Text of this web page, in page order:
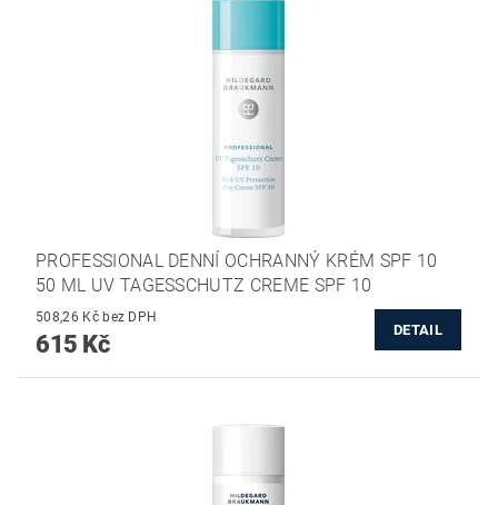
PROFESSIONAL DENNÍ OCHRANNÝ KRÉM SPF 10
50 ML UV TAGESSCHUTZ CREME SPF 10
508,26 Kč bez DPH
615 Kč
DETAIL